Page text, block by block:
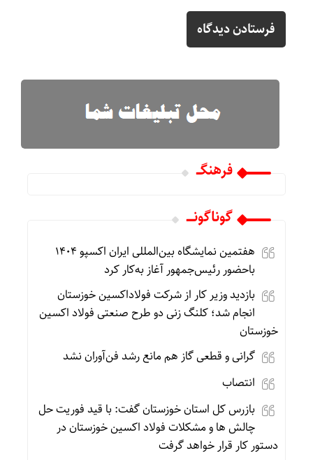
فرهنگـــ
گوناگونـــــ
هفتمین نمایشگاه بین‌المللی ایران اکسپو ۱۴۰۴
باحضور رئیس‌جمهور آغاز به‌کار کرد
بازدید وزیر کار از شرکت فولاداکسین خوزستان
انجام شد؛ کلنگ زنی دو طرح صنعتی فولاد اکسین
خوزستان
گرانی و قطعی گاز هم مانع رشد فن‌آوران نشد
انتصاب
بازرس کل استان خوزستان گفت: با قید فوریت حل
چالش ها و مشکلات فولاد اکسین خوزستان در
دستور کار قرار خواهد گرفت